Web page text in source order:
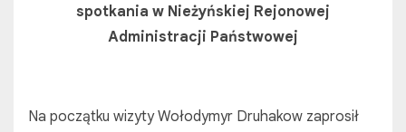
spotkania w Nieżyńskiej Rejonowej
Administracji Państwowej
Na początku wizyty Wołodymyr Druhakow zaprosił